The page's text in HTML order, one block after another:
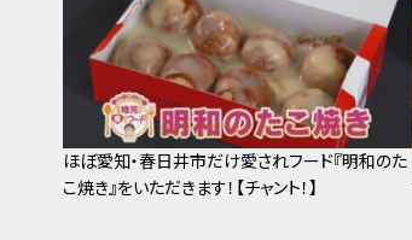
ほぼ愛知・春日井市だけ愛されフード『明和のた
こ焼き』をいただきます！【チャント！】